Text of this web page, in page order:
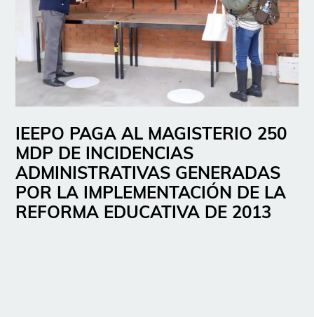
IEEPO PAGA AL MAGISTERIO 250
MDP DE INCIDENCIAS
ADMINISTRATIVAS GENERADAS
POR LA IMPLEMENTACIÓN DE LA
REFORMA EDUCATIVA DE 2013